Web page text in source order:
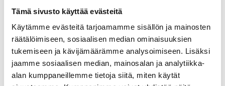
Tämä sivusto käyttää evästeitä
Käytämme evästeitä tarjoamamme sisällön ja mainosten
räätälöimiseen, sosiaalisen median ominaisuuksien
tukemiseen ja kävijämäärämme analysoimiseen. Lisäksi
jaamme sosiaalisen median, mainosalan ja analytiikka-
alan kumppaneillemme tietoja siitä, miten käytät
start_date=5.12.2023&end_
d=4701&searchType=advan
cedSearch
TAPAHTUMAPAIKAT